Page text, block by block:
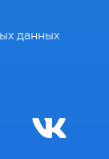
данных